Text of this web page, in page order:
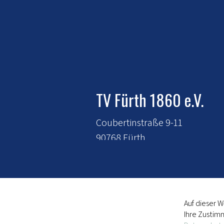
TV Fürth 1860 e.V.
Coubertinstraße 9-11
90768 Fürth
Tel.:0911 - 720 120
Auf dieser
Ihre